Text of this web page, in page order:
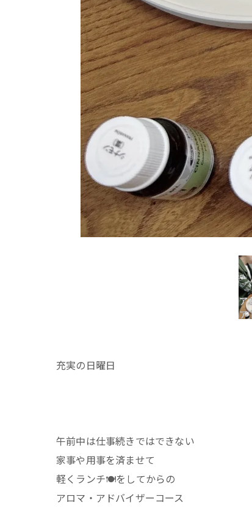
充実の日曜日
午前中は仕事続きではできない
家事や用事を済ませて
軽くランチ🍽️をしてからの
アロマ・アドバイザーコース